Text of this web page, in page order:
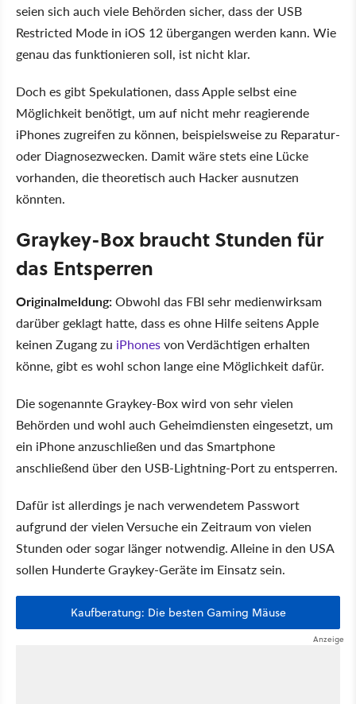
seien sich auch viele Behörden sicher, dass der USB
Restricted Mode in iOS 12 übergangen werden kann. Wie
genau das funktionieren soll, ist nicht klar.
Doch es gibt Spekulationen, dass Apple selbst eine
Möglichkeit benötigt, um auf nicht mehr reagierende
iPhones zugreifen zu können, beispielsweise zu Reparatur-
oder Diagnosezwecken. Damit wäre stets eine Lücke
vorhanden, die theoretisch auch Hacker ausnutzen
könnten.
Graykey-Box braucht Stunden für
das Entsperren
Originalmeldung:Obwohl das FBI sehr medienwirksam
darüber geklagt hatte, dass es ohne Hilfe seitens Apple
keinen Zugang zu iPhonesvon Verdächtigen erhalten
könne, gibt es wohl schon lange eine Möglichkeit dafür.
Die sogenannte Graykey-Box wird von sehr vielen
Behörden und wohl auch Geheimdiensten eingesetzt, um
ein iPhone anzuschließen und das Smartphone
anschließend über den USB-Lightning-Port zu entsperren.
Dafür ist allerdings je nach verwendetem Passwort
aufgrund der vielen Versuche ein Zeitraum von vielen
Stunden oder sogar länger notwendig. Alleine in den USA
sollen Hunderte Graykey-Geräte im Einsatz sein.
Kaufberatung: Die besten Gaming Mäuse